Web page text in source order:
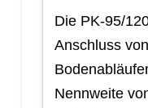
Die PK-95/
Anschluss
Nennweite